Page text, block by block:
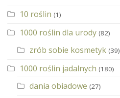
10 roślin (1)
1000 roślin dla urody (82)
zrób sobie kosmetyk (39)
1000 roślin jadalnych (180)
dania obiadowe (27)